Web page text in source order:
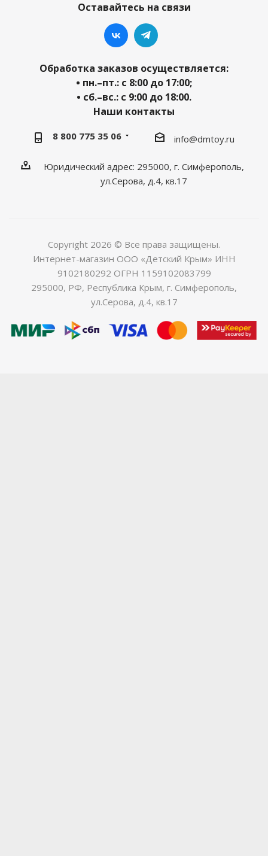
Оставайтесь на связи
Обработка заказов осуществляется:
• пн.–пт.: с 8:00 до 17:00;
• сб.–вс.: с 9:00 до 18:00.
Наши контакты
8 800 775 35 06 info@dmtoy.ru
Юридический адрес: 295000, г. Симферополь,
ул.Серова, д.4, кв.17
Copyright 2026 © Все права защищены.
Интернет-магазин ООО «Детский Крым» ИНН
9102180292 ОГРН 1159102083799
295000, РФ, Республика Крым, г. Симферополь,
ул.Серова, д.4, кв.17